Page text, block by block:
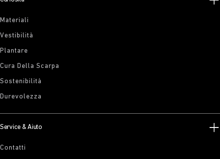
Materiali
Vestibilità
Plantare
Cura Della Scarpa
Sostenibilità
Durevolezza
Service & Aiuto
Contatti